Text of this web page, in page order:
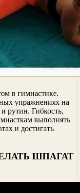
в гимнастике.
упражнениях на
рутин. Гибкость,
выполнять
и достигать
ШПАГАТ